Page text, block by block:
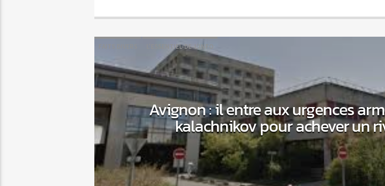
L'ESSENTIEL-DE-L'INFO
Avignon : il entre aux urgences
kalachnikov pour achever un